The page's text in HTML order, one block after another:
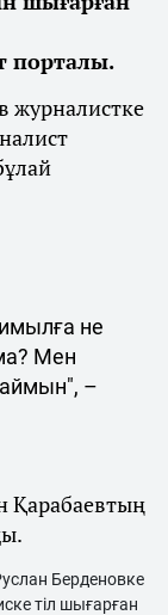
порталы.
журналистке
не
Мен
–
Қарабаевтың
Берденовке
тіл шығарған